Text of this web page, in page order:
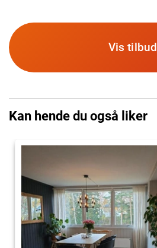
Vis tilbud
Kan hende du også liker